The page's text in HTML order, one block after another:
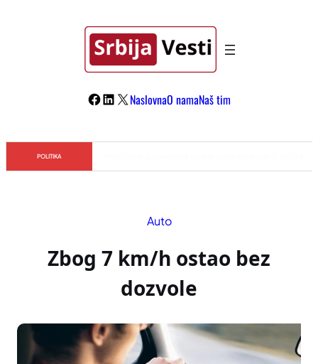
Facebook
LinkedIn
X NaslovnaO namaNaš tim
POLITIKA
Auto
Zbog 7 km/h ostao bez
dozvole